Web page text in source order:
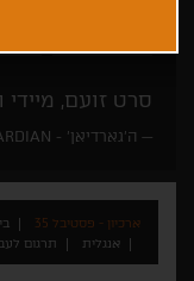
סרט זועם, מיידי
ה'גארדיאן' - THE GUARDIAN
ארכיון - פסטיבל 35
אנגלית
תרגום